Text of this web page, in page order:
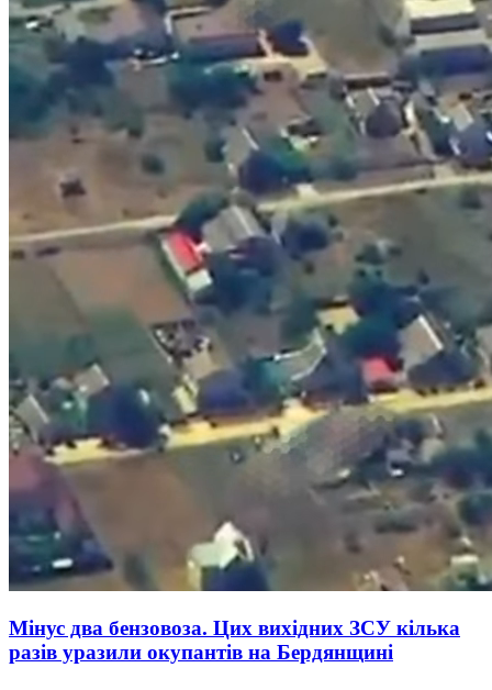
Мінус два бензовоза. Цих вихідних ЗСУ кілька
разів уразили окупантів на Бердянщині